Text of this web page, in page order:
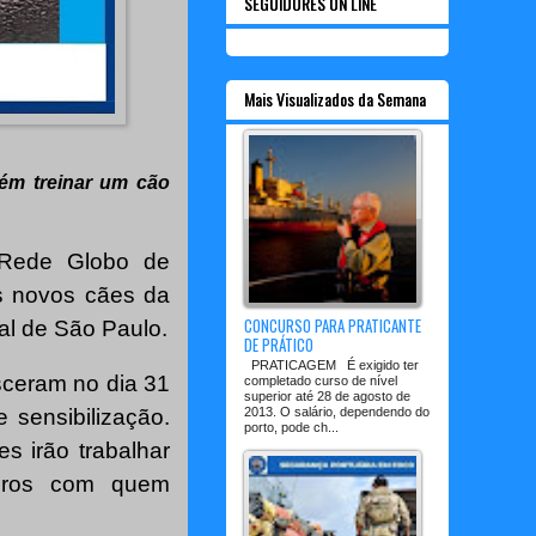
treinar um cão
Globo de
novos cães da
de São Paulo.
no dia 31
sensibilização.
irão trabalhar
com quem
Mais Visualizados da Semana
CONCURSO PARA PRATICANTE
DE PRÁTICO
PRATICAGEM É exigido ter
completado curso de nível
superior até 28 de agosto de
2013. O salário, dependendo do
porto, pode ch...